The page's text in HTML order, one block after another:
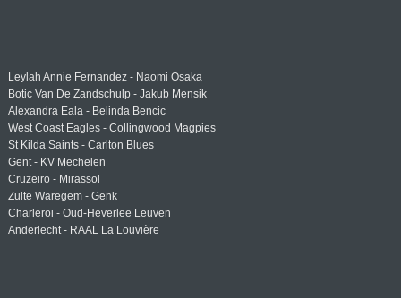
Leylah Annie Fernandez - Naomi Osaka
Botic Van De Zandschulp - Jakub Mensik
Alexandra Eala - Belinda Bencic
West Coast Eagles - Collingwood Magpies
St Kilda Saints - Carlton Blues
Gent - KV Mechelen
Cruzeiro - Mirassol
Zulte Waregem - Genk
Charleroi - Oud-Heverlee Leuven
Anderlecht - RAAL La Louvière